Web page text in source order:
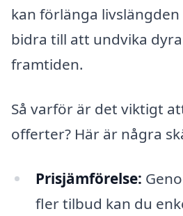
kan förlänga
bidra till att undvika
framtiden.
Så varför är det viktigt
offerter? Här är några
Prisjämförelse:
fler tilbud kan du